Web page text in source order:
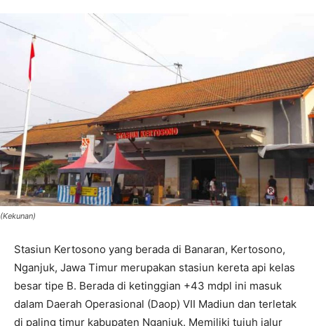
(Kekunan)
Stasiun Kertosono yang berada di Banaran, Kertosono,
Nganjuk, Jawa Timur merupakan stasiun kereta api kelas
besar tipe B. Berada di ketinggian +43 mdpl ini masuk
dalam Daerah Operasional (Daop) VII Madiun dan terletak
di paling timur kabupaten Nganjuk. Memiliki tujuh jalur